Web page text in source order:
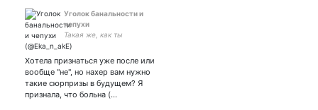
Уголок банальности и
чепухи
Такая же, как ты
Хотела признаться уже после или
вообще "не", но нахер вам нужно
такие сюрпризы в будущем? Я
признала, что больна (…